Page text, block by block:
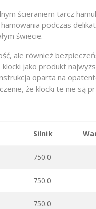
ścieraniem tarcz
hamowania podczas
świecie.
ale również
jako produkt
oparta na
że klocki te nie są
Silnik
750.0
750.0
750.0